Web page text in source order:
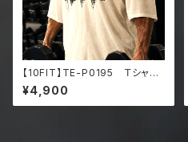
【10FIT】TE-P0195 Ｔシャ
ツ トレーニング 筋トレ 10F
ITアートデザイン Oversize
d faded t-shirt
¥4,900